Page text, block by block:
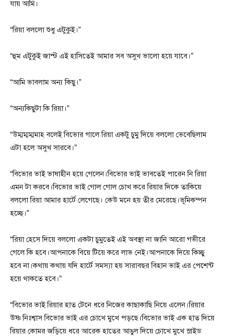
যায় আমি।
“রিয়া বললো শুধু এটুকুই।”
“হুম এটুকুই জাস্ট এই হাসিতেই আমার সব অসুখ ভালো হয়ে যাবে।”
“আমি ভাবলাম অন্য কিছু।”
“অন্যকিছুটা কি রিয়া।”
“উম্মম্মম্মমাহ বলেই বিভোর গালে রিয়া একটু চুমু দিয়ে বললো ভেবেছিলাম
এটা হলে অসুখ সারবে।”
“বিভোর ভাই ভাষাহীন হয়ে গেলেন।বিভোর ভাই ভাবতেই পারেন নি রিয়া
এমন টা করবে।বিভোর ভাই গোল গোল চোখ করে রিয়ার দিকে তাকিয়ে
বললো রিয়া আমার হার্টে লেগেছে। কেউ মনে হয় তীর মেরেছে।ভূমিকম্পন
হচ্ছে।”
“রিয়া হেসে দিয়ে বললো একটা চুমুতেই এই অবস্থা না জানি আরো গভীরে
গেলে কি হবে।আপনাকে বিয়ে টিয়ে করে লাভ নেই।আপনাকে দিয়ে কিচ্ছু
হবে না।কথায় কথায় যদি হার্টে সমস্যা হয় সারাবছর বিহান ভাই এর পেশেন্ট
হয়ে থাকতে হবে।”
“বিভোর ভাই রিয়ার হাত টেনে ধরে নিজের কাছাকাছি নিয়ে এলেন।রিয়ার
উষ্ণ নিঃশ্বাস বিভোর ভাই এর চোখে মুখে পড়ছে।বিভোর ভাই এক হাত দিয়ে
রিয়ার কোমর জড়িয়ে ধরে আরেক হাতের আঙুল দিয়ে চোখে মুখে স্লাইড